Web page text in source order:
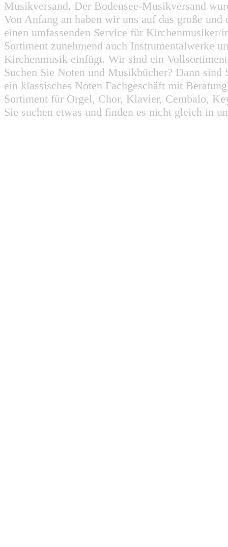
Musikversand. Der Bodensee-Musikversand
Von Anfang an haben wir uns auf das große
einen umfassenden Service für
Sortiment zunehmend auch Instrumentalwerke
Kirchenmusik einfügt. Wir sind ein
Suchen Sie Noten und Musikbücher? Dann
ein klassisches Noten Fachgeschäft mit
Sortiment für Orgel, Chor, Klavier, Cembalo,
Sie suchen etwas und finden es nicht gleich in